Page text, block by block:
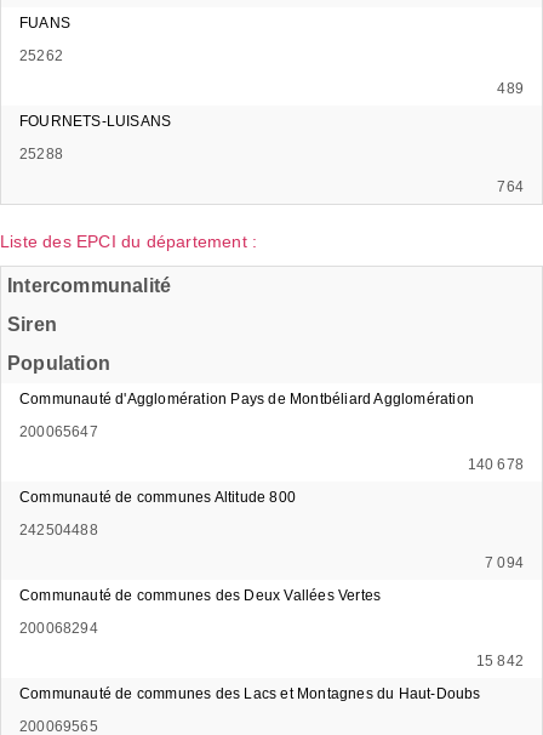
FUANS
25262
489
FOURNETS-LUISANS
25288
764
Liste des EPCI du département :
Intercommunalité
Siren
Population
Communauté d'Agglomération Pays de Montbéliard Agglomération
200065647
140 678
Communauté de communes Altitude 800
242504488
7 094
Communauté de communes des Deux Vallées Vertes
200068294
15 842
Communauté de communes des Lacs et Montagnes du Haut-Doubs
200069565